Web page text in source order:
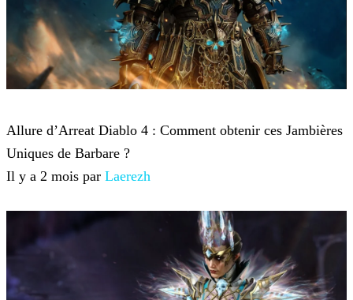
Allure d’Arreat Diablo 4 : Comment obtenir ces Jambières
Uniques de Barbare ?
Il y a 2 mois par Laerezh